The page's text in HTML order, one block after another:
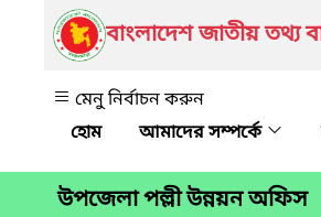
বাংলাদেশ জাতীয় তথ্য
মেনু নির্বাচন করুন
আমাদের সম্পর্কে
উপজেলা পল্লী উন্নয়ন অফিস